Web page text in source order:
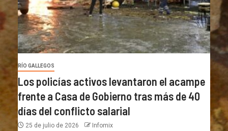
RÍO GALLEGOS
Los policías activos levantaron el acampe
frente a Casa de Gobierno tras más de 40
días del conflicto salarial
25 de julio de 2026 Infomix